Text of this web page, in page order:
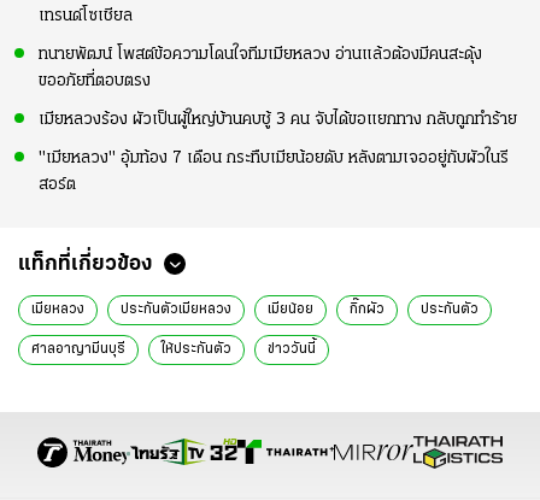
เทรนด์โซเชียล
ทนายพัฒน์ โพสต์ข้อความโดนใจทีมเมียหลวง อ่านแล้วต้องมีคนสะดุ้ง
ขออภัยที่ตอบตรง
เมียหลวงร้อง ผัวเป็นผู้ใหญ่บ้านคบชู้ 3 คน จับได้ขอแยกทาง กลับถูกทำร้าย
"เมียหลวง" อุ้มท้อง 7 เดือน กระทืบเมียน้อยดับ หลังตามเจออยู่กับผัวในรี
สอร์ต
แท็กที่เกี่ยวข้อง
เมียหลวง ประกันตัวเมียหลวง เมียน้อย กิ๊กผัว ประกันตัว
ศาลอาญามีนบุรี ให้ประกันตัว ข่าววันนี้